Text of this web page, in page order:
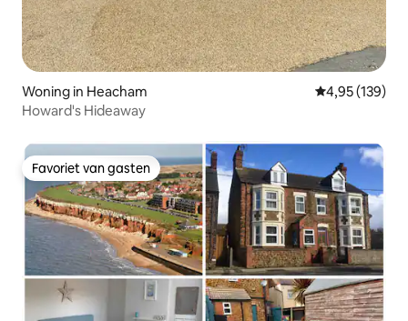
Woning in Heacham Gemiddelde
4,95 (139)
Howard's Hideaway
Favoriet van gasten
Favoriet van gasten